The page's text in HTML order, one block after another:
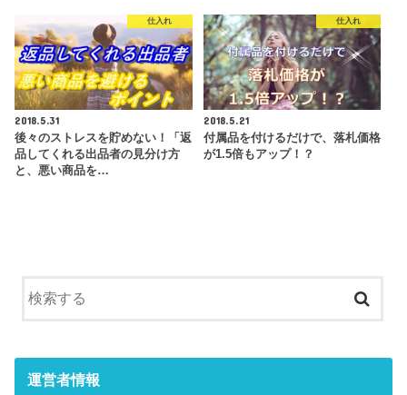
仕入れ
2018.5.31
後々のストレスを貯めない！「返
品してくれる出品者の見分け方
と、悪い商品を…
仕入れ
2018.5.21
付属品を付けるだけで、落札価格
が1.5倍もアップ！？
運営者情報